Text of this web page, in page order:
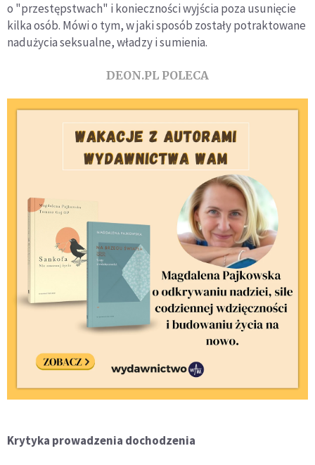
o "przestępstwach" i konieczności wyjścia poza usunięcie
kilka osób. Mówi o tym, w jaki sposób zostały potraktowane
nadużycia seksualne, władzy i sumienia.
DEON.PL POLECA
Krytyka prowadzenia dochodzenia